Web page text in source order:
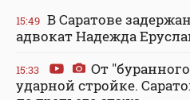
15:49 В Саратове
адвокат Надежда
15:33
От
ударной стройке.